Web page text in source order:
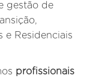
gestão de
e Residenciais
profissionais